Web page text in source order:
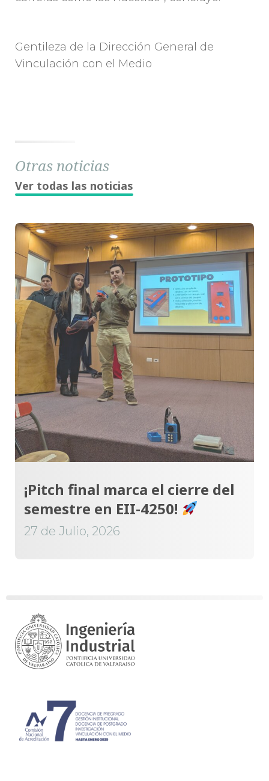
Gentileza de la Dirección General de
Vinculación con el Medio
Otras noticias
Ver todas las noticias
¡Pitch final marca el cierre del
semestre en EII-4250!
27 de Julio, 2026